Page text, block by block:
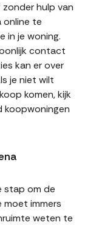
hulp van
online te
in je woning.
contact
kan er over
je niet wilt
komen, kijk
koopwoningen
stap om de
immers
weten te